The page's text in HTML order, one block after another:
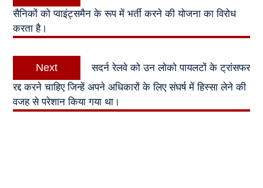
सैनिकों को प्वाइंट्समैन के रूप में भर्ती करने की योजना का विरोध
करता है।
Next
Next
post:
सदर्न रेलवे को उन लोको पायलटों के ट्रांसफर
रद्द करने चाहिए जिन्हें अपने अधिकारों के लिए संघर्ष में हिस्सा लेने की
वजह से परेशान किया गया था।